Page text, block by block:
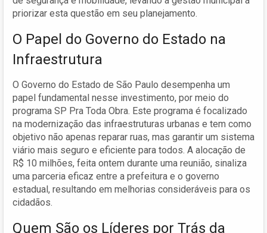
priorizar esta questão em seu planejamento.
O Papel do Governo do Estado na
Infraestrutura
O Governo do Estado de São Paulo desempenha um
papel fundamental nesse investimento, por meio do
programa SP Pra Toda Obra. Este programa é focalizado
na modernização das infraestruturas urbanas e tem como
objetivo não apenas reparar ruas, mas garantir um sistema
viário mais seguro e eficiente para todos. A alocação de
R$ 10 milhões, feita ontem durante uma reunião, sinaliza
uma parceria eficaz entre a prefeitura e o governo
estadual, resultando em melhorias consideráveis para os
cidadãos.
Quem São os Líderes por Trás da